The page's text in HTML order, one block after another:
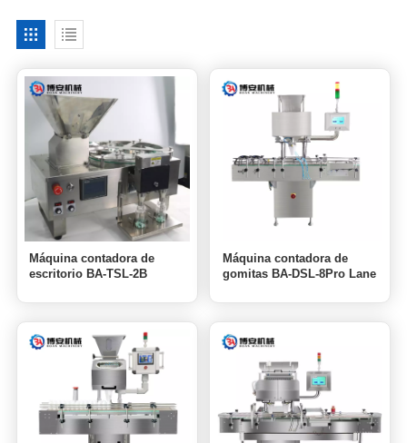
Máquina contadora de
escritorio BA-TSL-2B
Máquina contadora de
gomitas BA-DSL-8Pro Lane